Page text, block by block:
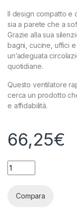
Il design compatto e
sia a parete che a
Grazie alla sua
bagni, cucine, uffici
un’adeguata
quotidiane.
Questo ventilatore
cerca un prodotto
e affidabilità.
66,25€
VENTS -
Compara